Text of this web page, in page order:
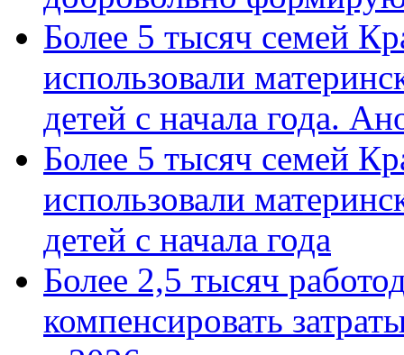
Более 5 тысяч семей
использовали
детей с начала года.
Более 5 тысяч семей
использовали
детей с начала года
Более 2,5 тысяч
компенсировать